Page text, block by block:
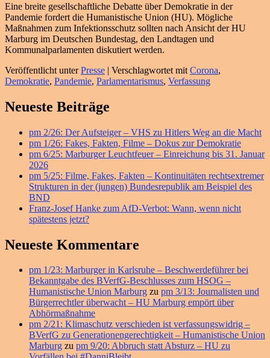
Eine breite gesellschaftliche Debatte über Demokratie in der
Pandemie fordert die Humanistische Union (HU). Mögliche
Maßnahmen zum Infektionsschutz sollten nach Ansicht der HU
Marburg im Deutschen Bundestag, den Landtagen und
Kommunalparlamenten diskutiert werden.
Veröffentlicht unter Presse | Verschlagwortet mit Corona,
Demokratie, Pandemie, Parlamentarismus, Verfassung
Primärer
Widget-
Bereich
Neueste Beiträge
pm 2/26: Der Aufsteiger – VHS zu Hitlers Weg an die Macht
pm 1/26: Fakes, Fakten, Filme – Dokus zur Demokratie
pm 6/25: Marburger Leuchtfeuer – Einreichung bis 31. Januar
2026
pm 5/25: Filme, Fakes, Fakten – Kontinuitäten rechtsextremer
Strukturen in der (jungen) Bundesrepublik am Beispiel des
BND
Franz-Josef Hanke zum AfD-Verbot: Wann, wenn nicht
spätestens jetzt?
Neueste Kommentare
pm 1/23: Marburger in Karlsruhe – Beschwerdeführer bei
Bekanntgabe des BVerfG-Beschlusses zum HSOG –
Humanistische Union Marburg zu pm 3/13: Journalisten und
Bürgerrechtler überwacht – HU Marburg empört über
Abhörmaßnahme
pm 2/21: Klimaschutz verschieden ist verfassungswidrig –
BVerfG zu Generationengerechtigkeit – Humanistische Union
Marburg zu pm 9/20: Abbruch statt Absturz – HU zu